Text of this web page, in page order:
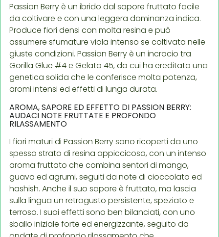
Passion Berry è un ibrido dal sapore fruttato facile
da coltivare e con una leggera dominanza indica.
Produce fiori densi con molta resina e può
assumere sfumature viola intenso se coltivata nelle
giuste condizioni. Passion Berry è un incrocio tra
Gorilla Glue #4 e Gelato 45, da cui ha ereditato una
genetica solida che le conferisce molta potenza,
aromi intensi ed effetti di lunga durata.
AROMA, SAPORE ED EFFETTO DI PASSION BERRY:
AUDACI NOTE FRUTTATE E PROFONDO
RILASSAMENTO
I fiori maturi di Passion Berry sono ricoperti da uno
spesso strato di resina appiccicosa, con un intenso
aroma fruttato che combina sentori di mango,
guava ed agrumi, seguiti da note di cioccolato ed
hashish. Anche il suo sapore è fruttato, ma lascia
sulla lingua un retrogusto persistente, speziato e
terroso. I suoi effetti sono ben bilanciati, con uno
sballo iniziale forte ed energizzante, seguito da